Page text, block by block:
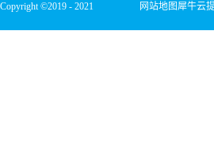
Copyright ©2019 - 2021 网站地图犀牛云